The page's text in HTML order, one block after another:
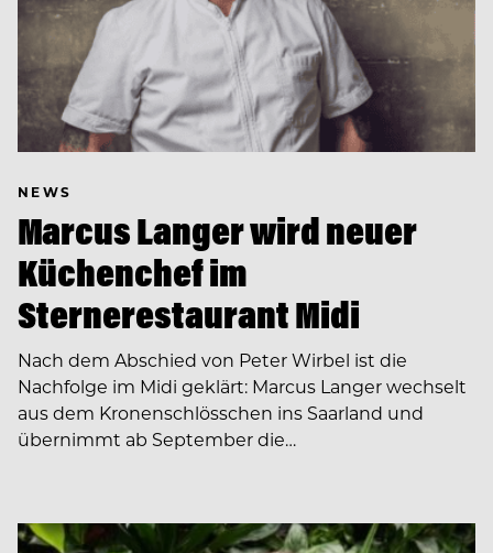
NEWS
Marcus Langer wird neuer
Küchenchef im
Sternerestaurant Midi
Nach dem Abschied von Peter Wirbel ist die
Nachfolge im Midi geklärt: Marcus Langer wechselt
aus dem Kronenschlösschen ins Saarland und
übernimmt ab September die…